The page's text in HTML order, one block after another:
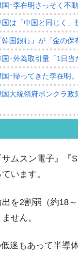
国･李在明さっそく不
国は「中国と同じく」
韓国銀行』が「金の
国･外為取引量「1日
国･帰ってきた李在明
国大統領府ボンクラ
国だけが鉄鋼輸出を
国製造業「半導体絶
米韓激突案件】韓国消
国型イージス搭載の
国政府『BYD』車へ
ムスン電子』『
います。
を2割弱（約18
せん。
迷もあって半導